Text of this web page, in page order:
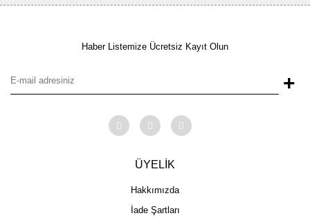
Haber Listemize Ücretsiz Kayıt Olun
+
ÜYELİK
Hakkımızda
İade Şartları